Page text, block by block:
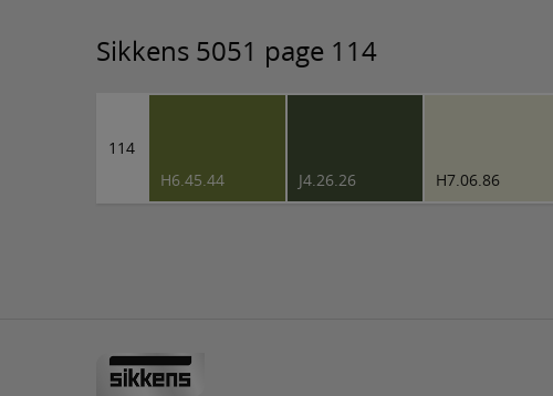
Sikkens 5051 page 114
114
H6.45.44
J4.26.26 H7.06.86